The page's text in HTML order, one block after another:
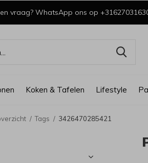
Koken & Tafelen Lifestyle
vraag? WhatsApp ons op
Tags 3426470285421